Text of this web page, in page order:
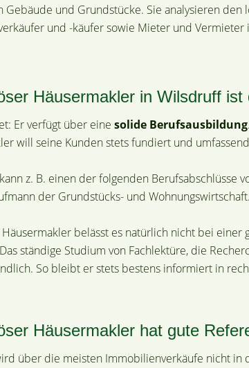
Gebäude und Grundstücke. Sie analysieren
und -käufer sowie Mieter und Vermieter
Häusermakler in Wilsdruff ist
Er verfügt über eine solide Berufsausbildung
will seine Kunden stets fundiert und
z. B. einen der folgenden
der Grundstücks- und
belässt es natürlich nicht bei einer
ständige Studium von Fachlektüre, die
So bleibt er stets bestens informiert in
Häusermakler hat gute
über die meisten Immobilienverkäufe nicht in